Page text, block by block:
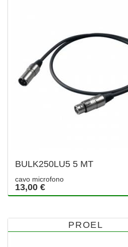
BULK250LU5 5 MT
cavo microfono
13,00 €
PROEL